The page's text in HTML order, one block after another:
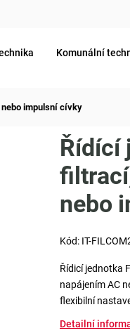
Komunální
impulsní cívky
Řídící
nebo
Kód: IT-
Řídicí jednotka
napájením AC
flexibilní
Detailní